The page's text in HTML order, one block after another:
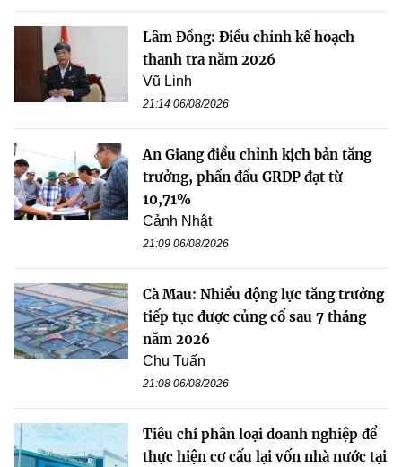
Lâm Đồng: Điều chỉnh kế hoạch
thanh tra năm 2026
Vũ Linh
21:14 06/08/2026
An Giang điều chỉnh kịch bản tăng
trưởng, phấn đấu GRDP đạt từ
10,71%
Cảnh Nhật
21:09 06/08/2026
Cà Mau: Nhiều động lực tăng trưởng
tiếp tục được củng cố sau 7 tháng
năm 2026
Chu Tuấn
21:08 06/08/2026
Tiêu chí phân loại doanh nghiệp để
thực hiện cơ cấu lại vốn nhà nước tại